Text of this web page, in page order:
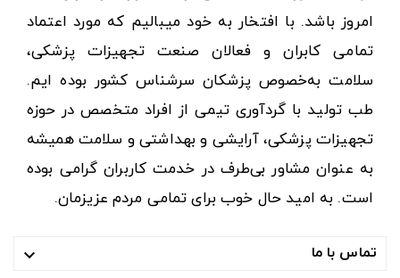
امروز باشد. با افتخار به خود میبالیم که مورد اعتماد
تمامی کابران و فعالان صنعت تجهیزات پزشکی،
سلامت به‌خصوص پزشکان سرشناس کشور بوده ایم.
طب تولید با گردآوری تیمی از افراد متخصص در حوزه
تجهیزات پزشکی، آرایشی و بهداشتی و سلامت همیشه
به عنوان مشاور بی‌طرف در خدمت کاربران گرامی بوده
است. به امید حال خوب برای تمامی مردم عزیزمان.
تماس با ما 